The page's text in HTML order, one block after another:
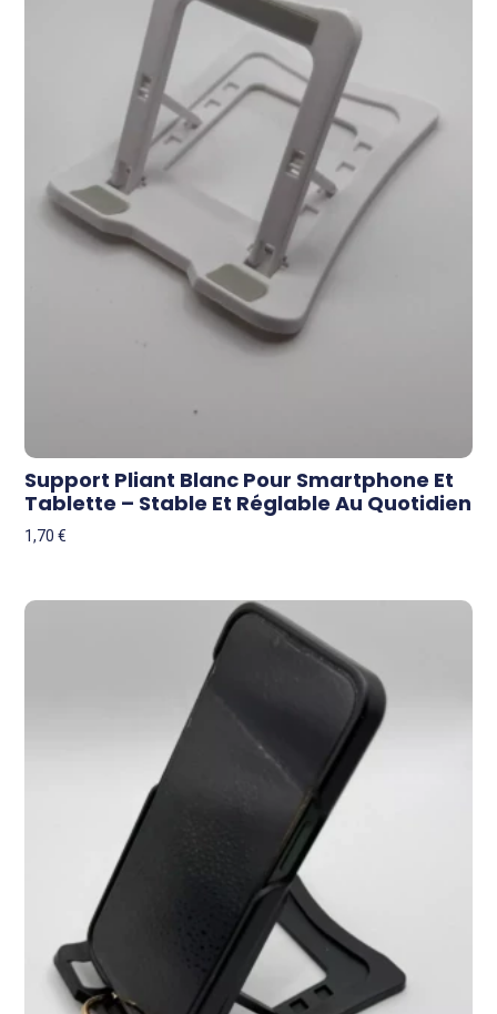
Support Pliant Blanc Pour Smartphone Et
Tablette – Stable Et Réglable Au Quotidien
1,70€